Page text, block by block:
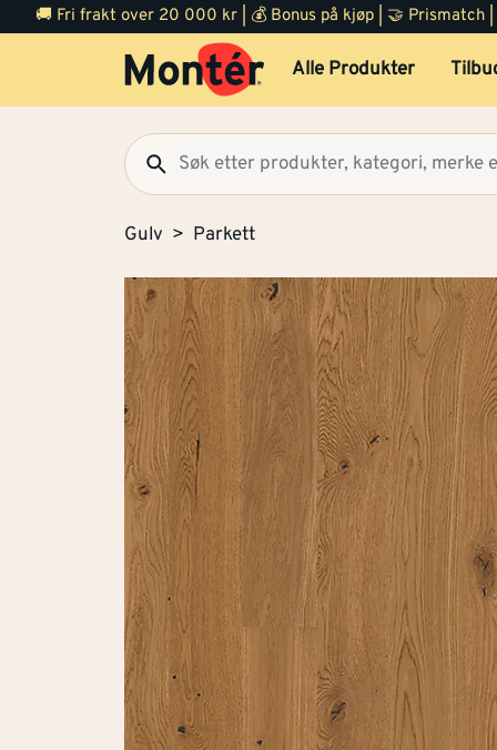
🚚 Fri frakt over 20 000 kr | 💰 Bonus på kjøp | 🤝 Prismatch
Alle Produkter
Gulv Parkett